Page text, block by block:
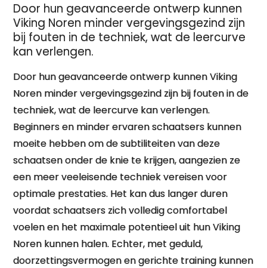
Door hun geavanceerde ontwerp kunnen
Viking Noren minder vergevingsgezind zijn
bij fouten in de techniek, wat de leercurve
kan verlengen.
Door hun geavanceerde ontwerp kunnen Viking
Noren minder vergevingsgezind zijn bij fouten in de
techniek, wat de leercurve kan verlengen.
Beginners en minder ervaren schaatsers kunnen
moeite hebben om de subtiliteiten van deze
schaatsen onder de knie te krijgen, aangezien ze
een meer veeleisende techniek vereisen voor
optimale prestaties. Het kan dus langer duren
voordat schaatsers zich volledig comfortabel
voelen en het maximale potentieel uit hun Viking
Noren kunnen halen. Echter, met geduld,
doorzettingsvermogen en gerichte training kunnen